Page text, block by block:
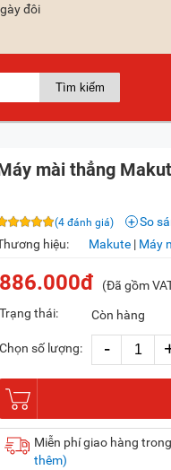
mài thẳng
(4 đánh giá)
So
hiệu:
Makute | Máy
886.000đ
(Đã gồm
Trạng thái:
Còn hàng
Chọn số lượng: -
Miễn phí giao hàng
thêm)